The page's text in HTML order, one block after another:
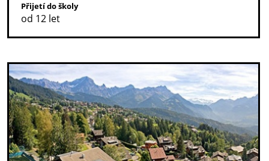
Přijetí do školy
od 12 let